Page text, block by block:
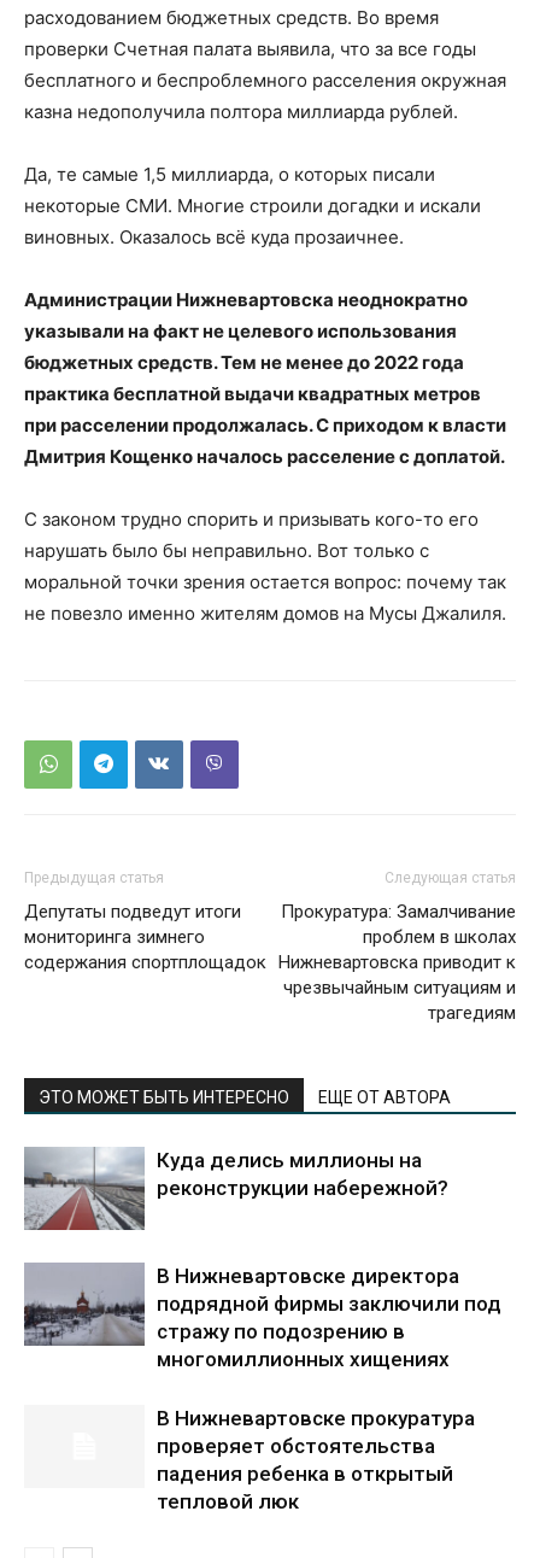
расходованием бюджетных средств. Во время
проверки Счетная палата выявила, что за все годы
бесплатного и беспроблемного расселения окружная
казна недополучила полтора миллиарда рублей.
Да, те самые 1,5 миллиарда, о которых писали
некоторые СМИ. Многие строили догадки и искали
виновных. Оказалось всё куда прозаичнее.
Администрации Нижневартовска неоднократно
указывали на факт не целевого использования
бюджетных средств. Тем не менее до 2022 года
практика бесплатной выдачи квадратных метров
при расселении продолжалась. С приходом к власти
Дмитрия Кощенко началось расселение с доплатой.
С законом трудно спорить и призывать кого-то его
нарушать было бы неправильно. Вот только с
моральной точки зрения остается вопрос: почему так
не повезло именно жителям домов на Мусы Джалиля.
Предыдущая статья
Депутаты подведут итоги
мониторинга зимнего
содержания спортплощадок
Следующая статья
Прокуратура: Замалчивание
проблем в школах
Нижневартовска приводит к
чрезвычайным ситуациям и
трагедиям
ЭТО МОЖЕТ БЫТЬ ИНТЕРЕСНО ЕЩЕ ОТ АВТОРА
Куда делись миллионы на
реконструкции набережной?
В Нижневартовске директора
подрядной фирмы заключили под
стражу по подозрению в
многомиллионных хищениях
В Нижневартовске прокуратура
проверяет обстоятельства
падения ребенка в открытый
тепловой люк